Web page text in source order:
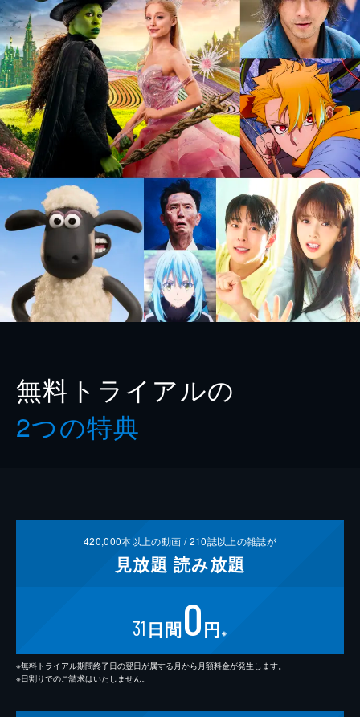
無料トライアルの
2つの特典
420,000本以上の動画 /210誌以上の雑誌が
見放題 読み放題
31 日間0円 ※
※無料トライアル期間終了日の翌日が属する月から月額料金が発生します。
※日割りでのご請求はいたしません。